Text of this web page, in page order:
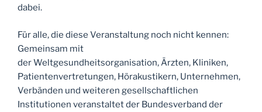
dabei.
Für alle, die diese Veranstaltung noch nicht kennen:
Gemeinsam mit
der Weltgesundheitsorganisation, Ärzten, Kliniken,
Patientenvertretungen, Hörakustikern, Unternehmen,
Verbänden und weiteren gesellschaftlichen
Institutionen veranstaltet der Bundesverband der